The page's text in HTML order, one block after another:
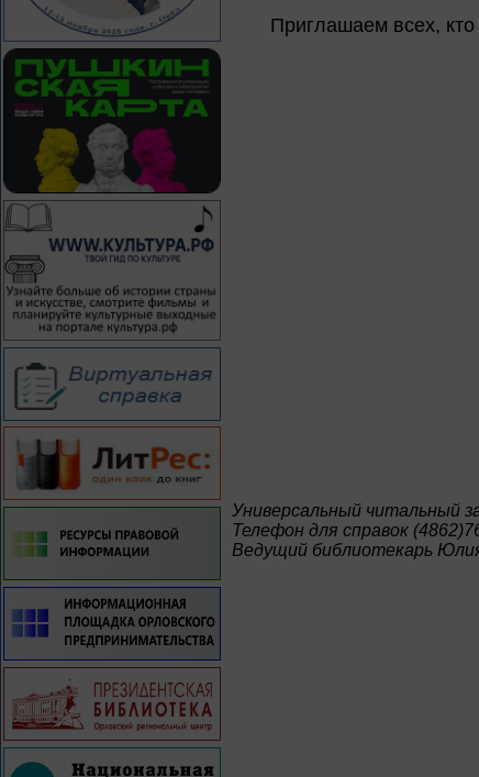
Приглашаем всех,
Универсальный читальный
Телефон для справок
Bедущий библиотекарь